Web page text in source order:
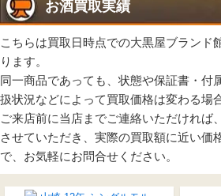
お酒買取実績
こちらは買取日時点での大黒屋ブランド
ります。
同一商品であっても、状態や保証書・付
扱状況などによって買取価格は変わる場
ご来店前に当店までご連絡いただければ
させていただき、実際の買取額に近い価
で、お気軽にお問合せください。